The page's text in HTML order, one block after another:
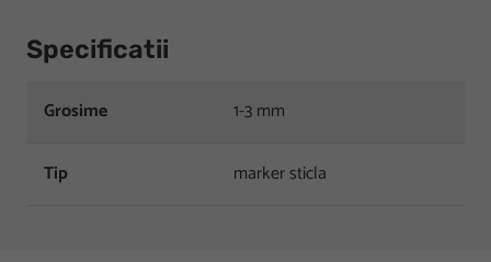
Specificatii
Grosime 1-3 mm
Tip marker sticla